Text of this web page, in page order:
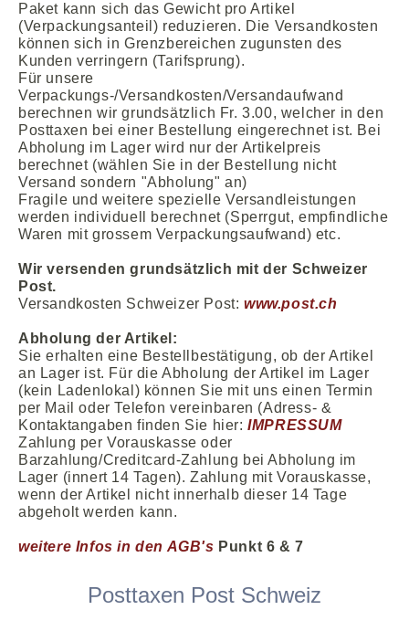
Paket kann sich das Gewicht pro Artikel
(Verpackungsanteil) reduzieren. Die Versandkosten
können sich in Grenzbereichen zugunsten des
Kunden verringern (Tarifsprung).
Für unsere
Verpackungs-/Versandkosten/Versandaufwand
berechnen wir grundsätzlich Fr. 3.00, welcher in den
Posttaxen bei einer Bestellung eingerechnet ist. Bei
Abholung im Lager wird nur der Artikelpreis
berechnet (wählen Sie in der Bestellung nicht
Versand sondern "Abholung" an)
Fragile und weitere spezielle Versandleistungen
werden individuell berechnet (Sperrgut, empfindliche
Waren mit grossem Verpackungsaufwand) etc.
Wir versenden grundsätzlich mit der Schweizer
Post.
Versandkosten Schweizer Post: www.post.ch
Abholung der Artikel:
Sie erhalten eine Bestellbestätigung, ob der Artikel
an Lager ist. Für die Abholung der Artikel im Lager
(kein Ladenlokal) können Sie mit uns einen Termin
per Mail oder Telefon vereinbaren (Adress- &
Kontaktangaben finden Sie hier:IMPRESSUM
Zahlung per Vorauskasse oder
Barzahlung/Creditcard-Zahlung bei Abholung im
Lager (innert 14 Tagen). Zahlung mit Vorauskasse,
wenn der Artikel nicht innerhalb dieser 14 Tage
abgeholt werden kann.
weitere Infos in den AGB's Punkt 6 & 7
Posttaxen Post Schweiz